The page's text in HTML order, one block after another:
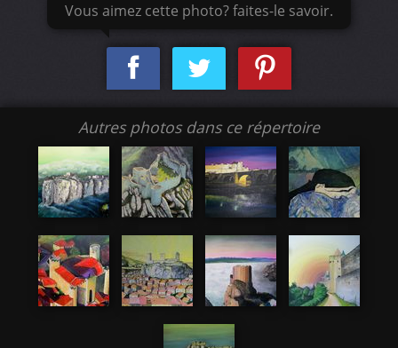
Vous aimez cette photo? faites-le savoir.
Autres photos dans ce répertoire